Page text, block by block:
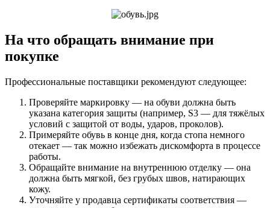
На что обращать внимание при
покупке
Профессиональные поставщики рекомендуют следующее:
Проверяйте маркировку — на обуви должна быть
указана категория защиты (например, S3 — для тяжёлых
условий с защитой от воды, ударов, проколов).
Примеряйте обувь в конце дня, когда стопа немного
отекает — так можно избежать дискомфорта в процессе
работы.
Обращайте внимание на внутреннюю отделку — она
должна быть мягкой, без грубых швов, натирающих
кожу.
Уточняйте у продавца сертификаты соответствия —